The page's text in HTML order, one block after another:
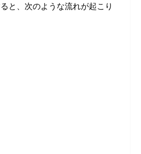
と、次のような流れが起こり